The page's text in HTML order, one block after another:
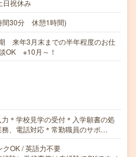
祝休み
間30分 休憩1時間)
来年3月末までの半年程度のお仕
OK ※10月～！
＊学校見学の受付＊入学願書の処
、電話対応＊常勤職員のサポ…
クOK / 英語力不要